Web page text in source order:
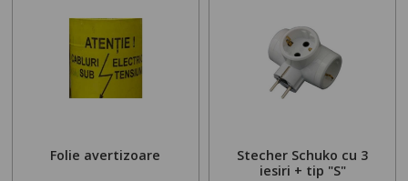
Folie avertizoare
Stecher Schuko cu 3
iesiri + tip "S"